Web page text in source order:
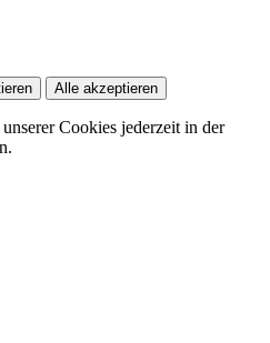
Alle akzeptieren
Cookies jederzeit in der